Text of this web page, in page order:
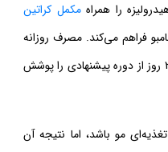
مکمل کراتین
فراهم می‌کند. مصرف روزانه
یک ساشه ساده است، اما هر جعبه تنها 20 روز از دوره پیشنهادی را پوشش
مو باشد، اما نتیجه آن